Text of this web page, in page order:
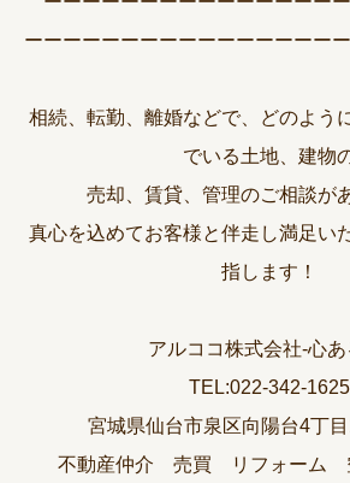
ーーーーーーーーーーーーーーーー
相続、転勤、離婚などで、どのよう
でいる土地、建物
売却、賃貸、管理のご相談が
真心を込めてお客様と伴走し満足い
指します！
アルココ株式会社-心
TEL:022-342-1625
宮城県仙台市泉区向陽台4丁
不動産仲介 売買 リフォーム